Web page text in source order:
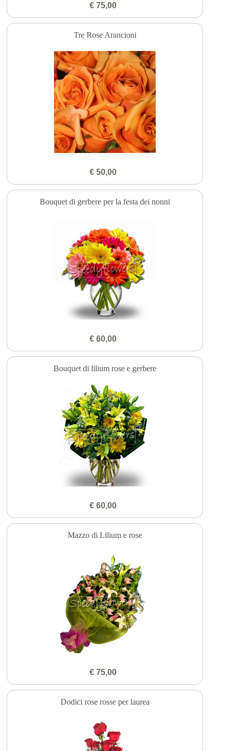
€ 75,00
Tre Rose Arancioni
€ 50,00
Bouquet di gerbere per la festa dei nonni
€ 60,00
Bouquet di lilium rose e gerbere
€ 60,00
Mazzo di Lilium e rose
€ 75,00
Dodici rose rosse per laurea